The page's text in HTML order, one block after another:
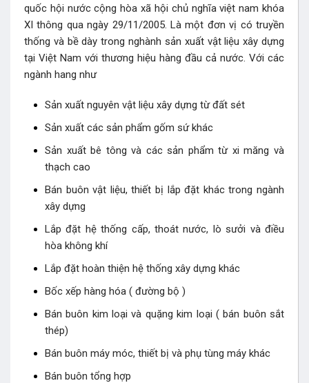
quốc hội nước cộng hòa xã hội chủ nghĩa việt nam khóa
XI thông qua ngày 29/11/2005. Là một đơn vị có truyền
thống và bề dày trong nghành sản xuất vật liệu xây dựng
tại Việt Nam với thương hiệu hàng đầu cả nước. Với các
ngành hang như
Sản xuất nguyên vật liệu xây dựng từ đất sét
Sản xuất các sản phẩm gốm sứ khác
Sản xuất bê tông và các sản phẩm từ xi măng và
thạch cao
Bán buôn vật liệu, thiết bị lắp đặt khác trong ngành
xây dựng
Lắp đặt hệ thống cấp, thoát nước, lò sưởi và điều
hòa không khí
Lắp đặt hoàn thiện hệ thống xây dựng khác
Bốc xếp hàng hóa ( đường bộ )
Bán buôn kim loại và quặng kim loại ( bán buôn sắt
thép)
Bán buôn máy móc, thiết bị và phụ tùng máy khác
Bán buôn tổng hợp